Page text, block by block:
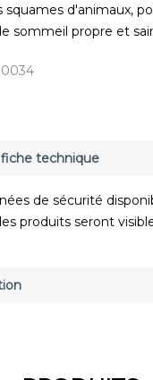
squames d'animaux,
sommeil propre et
technique
de sécurité
produits seront